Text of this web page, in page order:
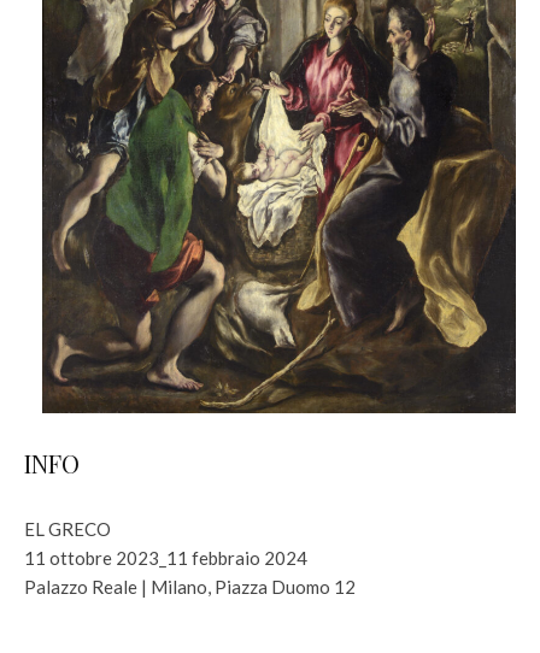
INFO
EL GRECO
11 ottobre 2023_11 febbraio 2024
Palazzo Reale | Milano, Piazza Duomo 12